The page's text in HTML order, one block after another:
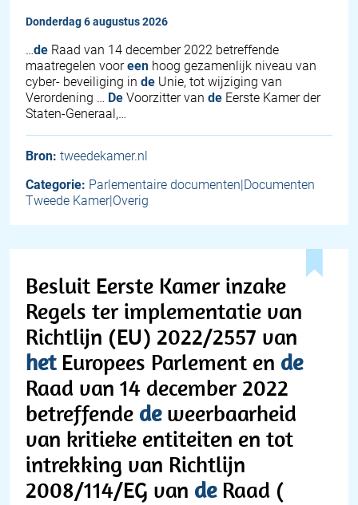
donderdag 6 augustus 2026
…de Raad van 14 december 2022 betreffende
maatregelen vooreen hoog gezamenlijk niveau van
cyber- beveiliging in de Unie, tot wijziging van
Verordening … De Voorzitter van de Eerste Kamer der
Staten-Generaal,…
Bron: tweedekamer.nl
Categorie: Parlementaire documenten|Documenten
Tweede Kamer|Overig
Besluit Eerste Kamer inzake
Regels ter implementatie van
Richtlijn (EU) 2022/2557 van
hetEuropees Parlement en de
Raad van 14 december 2022
betreffende deweerbaarheid
van kritieke entiteiten en tot
intrekking van Richtlijn
2008/114/EG van deRaad (